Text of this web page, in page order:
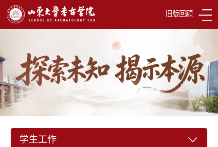
旧版回顾
学生工作